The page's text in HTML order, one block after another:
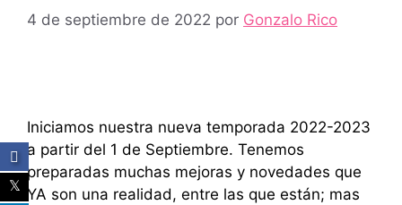
4 de septiembre de 2022 por Gonzalo Rico
Iniciamos nuestra nueva temporada 2022-2023
a partir del 1 de Septiembre. Tenemos
preparadas muchas mejoras y novedades que
YA son una realidad, entre las que están; mas